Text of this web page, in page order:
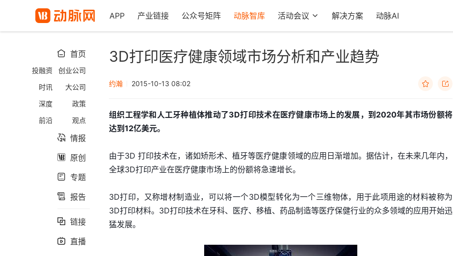
APP 产业链接 公众号矩阵 动脉智库 活动会议 解决方案 动脉AI
 首页
投融资
创业公司
时讯
大公司
深度
政策
前沿
观点
 情报
 原创
 专题
 报告
 链接
 直播
3D打印医疗健康领域市场分析和产业趋势
约瀚 2015-10-13 08:02  
组织工程学和人工牙种植体推动了3D打印技术在医疗健康市场上的发展，到 2020年其市场份额将
达到 12亿美元。
由于3D 打印技术在，诸如矫形术、植牙等医疗健康领域的应用日渐增加。据估计，在未来几年内，
全球3D打印产业在医疗健康市场上的份额将急速增长。
3D打印，又称增材制造业，可以将一个3D模型转化为一个三维物体，用于此项用途的材料被称为
3D打印材料。3D打印技术在牙科、医疗、移植、药品制造等医疗保健行业的众多领域的应用开始迅
猛发展。